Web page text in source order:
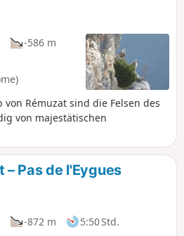
-586 m
Rémuzat sind die Felsen des
von majestätischen
– Pas de l'Eygues
-872 m
5:50 Std.